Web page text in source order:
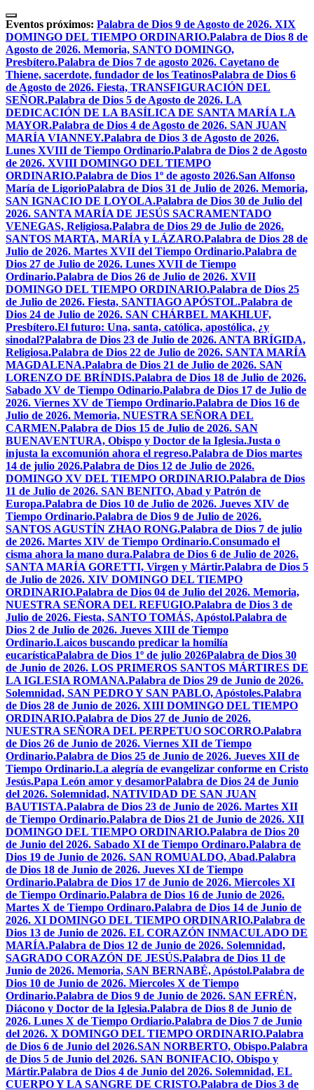
Skip
to
content
Eventos próximos: Palabra de Dios 9 de Agosto de 2026. XIX
DOMINGO DEL TIEMPO ORDINARIO.Palabra de Dios 8 de
Agosto de 2026. Memoria, SANTO DOMINGO,
Presbítero.Palabra de Dios 7 de agosto 2026. Cayetano de
Thiene, sacerdote, fundador de los TeatinosPalabra de Dios 6
de Agosto de 2026. Fiesta, TRANSFIGURACIÓN DEL
SEÑOR.Palabra de Dios 5 de Agosto de 2026. LA
DEDICACIÓN DE LA BASÍLICA DE SANTA MARÍA LA
MAYOR.Palabra de Dios 4 de Agosto de 2026. SAN JUAN
MARÍA VIANNEY.Palabra de Dios 3 de Agosto de 2026.
Lunes XVIII de Tiempo Ordinario.Palabra de Dios 2 de Agosto
de 2026. XVIII DOMINGO DEL TIEMPO
ORDINARIO.Palabra de Dios 1º de agosto 2026.San Alfonso
María de LigorioPalabra de Dios 31 de Julio de 2026. Memoria,
SAN IGNACIO DE LOYOLA.Palabra de Dios 30 de Julio del
2026. SANTA MARÍA DE JESÚS SACRAMENTADO
VENEGAS, Religiosa.Palabra de Dios 29 de Julio de 2026.
SANTOS MARTA, MARÍA y LÁZARO.Palabra de Dios 28 de
Julio de 2026. Martes XVII del Tiempo Ordinario.Palabra de
Dios 27 de Julio de 2026. Lunes XVII de Tiempo
Ordinario.Palabra de Dios 26 de Julio de 2026. XVII
DOMINGO DEL TIEMPO ORDINARIO.Palabra de Dios 25
de Julio de 2026. Fiesta, SANTIAGO APÓSTOL.Palabra de
Dios 24 de Julio de 2026. SAN CHÁRBEL MAKHLUF,
Presbítero.El futuro: Una, santa, católica, apostólica, ¿y
sinodal?Palabra de Dios 23 de Julio de 2026. ANTA BRÍGIDA,
Religiosa.Palabra de Dios 22 de Julio de 2026. SANTA MARÍA
MAGDALENA.Palabra de Dios 21 de Julio de 2026. SAN
LORENZO DE BRÍNDIS.Palabra de Dios 18 de Julio de 2026.
Sabado XV de Tiempo Odinario.Palabra de Dios 17 de Julio de
2026. Viernes XV de Tiempo Ordinario.Palabra de Dios 16 de
Julio de 2026. Memoria, NUESTRA SEÑORA DEL
CARMEN.Palabra de Dios 15 de Julio de 2026. SAN
BUENAVENTURA, Obispo y Doctor de la Iglesia.Justa o
injusta la excomunión ahora el regreso.Palabra de Dios martes
14 de julio 2026.Palabra de Dios 12 de Julio de 2026.
DOMINGO XV DEL TIEMPO ORDINARIO.Palabra de Dios
11 de Julio de 2026. SAN BENITO, Abad y Patrón de
Europa.Palabra de Dios 10 de Julio de 2026. Jueves XIV de
Tiempo Ordinario.Palabra de Dios 9 de Julio de 2026.
SANTOS AGUSTÍN ZHAO RONG.Palabra de Dios 7 de julio
de 2026. Martes XIV de Tiempo Ordinario.Consumado el
cisma ahora la mano dura.Palabra de Dios 6 de Julio de 2026.
SANTA MARÍA GORETTI, Virgen y Mártir.Palabra de Dios 5
de Julio de 2026. XIV DOMINGO DEL TIEMPO
ORDINARIO.Palabra de Dios 04 de Julio del 2026. Memoria,
NUESTRA SEÑORA DEL REFUGIO.Palabra de Dios 3 de
Julio de 2026. Fiesta, SANTO TOMÁS, Apóstol.Palabra de
Dios 2 de Julio de 2026. Jueves XIII de Tiempo
Ordinario.Laicos buscando predicar la homilía
eucarísticaPalabra de Dios 1º de julio 2026Palabra de Dios 30
de Junio de 2026. LOS PRIMEROS SANTOS MÁRTIRES DE
LA IGLESIA ROMANA.Palabra de Dios 29 de Junio de 2026.
Solemnidad, SAN PEDRO Y SAN PABLO, Apóstoles.Palabra
de Dios 28 de Junio de 2026. XIII DOMINGO DEL TIEMPO
ORDINARIO.Palabra de Dios 27 de Junio de 2026.
NUESTRA SEÑORA DEL PERPETUO SOCORRO.Palabra
de Dios 26 de Junio de 2026. Viernes XII de Tiempo
Ordinario.Palabra de Dios 25 de Junio de 2026. Jueves XII de
Tiempo Ordinario.La alegría de evangelizar conforme en Cristo
Jesús.Papa León amor y desamorPalabra de Dios 24 de Junio
del 2026. Solemnidad, NATIVIDAD DE SAN JUAN
BAUTISTA.Palabra de Dios 23 de Junio de 2026. Martes XII
de Tiempo Ordinario.Palabra de Dios 21 de Junio de 2026. XII
DOMINGO DEL TIEMPO ORDINARIO.Palabra de Dios 20
de Junio del 2026. Sabado XI de Tiempo Ordinaro.Palabra de
Dios 19 de Junio de 2026. SAN ROMUALDO, Abad.Palabra
de Dios 18 de Junio de 2026. Jueves XI de Tiempo
Ordinario.Palabra de Dios 17 de Junio de 2026. Miercoles XI
de Tiempo Ordinario.Palabra de Dios 16 de Junio de 2026.
Martes X de Tiempo Ordinaro.Palabra de Dios 14 de Junio de
2026. XI DOMINGO DEL TIEMPO ORDINARIO.Palabra de
Dios 13 de Junio de 2026. EL CORAZÓN INMACULADO DE
MARÍA.Palabra de Dios 12 de Junio de 2026. Solemnidad,
SAGRADO CORAZÓN DE JESÚS.Palabra de Dios 11 de
Junio de 2026. Memoria, SAN BERNABÉ, Apóstol.Palabra de
Dios 10 de Junio de 2026. Miercoles X de Tiempo
Ordinario.Palabra de Dios 9 de Junio de 2026. SAN EFRÉN,
Diácono y Doctor de la Iglesia.Palabra de Dios 8 de Junio de
2026. Lunes X de Tiempo Ordiario.Palabra de Dios 7 de Junio
del 2026. X DOMINGO DEL TIEMPO ORDINARIO.Palabra
de Dios 6 de Junio del 2026.SAN NORBERTO, Obispo.Palabra
de Dios 5 de Junio del 2026. SAN BONIFACIO, Obispo y
Mártir.Palabra de Dios 4 de Junio del 2026. Solemnidad, EL
CUERPO Y LA SANGRE DE CRISTO.Palabra de Dios 3 de